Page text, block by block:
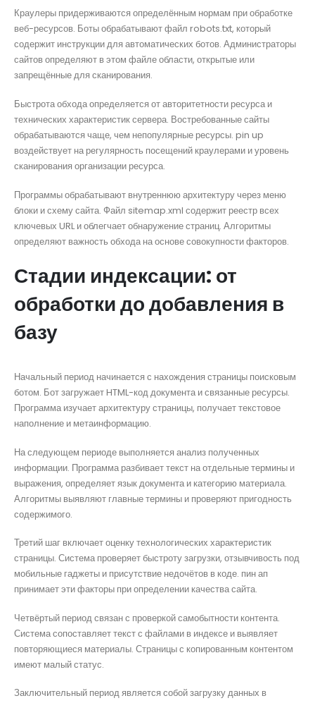
Краулеры придерживаются определённым нормам при обработке
веб-ресурсов. Боты обрабатывают файл robots.txt, который
содержит инструкции для автоматических ботов. Администраторы
сайтов определяют в этом файле области, открытые или
запрещённые для сканирования.
Быстрота обхода определяется от авторитетности ресурса и
технических характеристик сервера. Востребованные сайты
обрабатываются чаще, чем непопулярные ресурсы. pin up
воздействует на регулярность посещений краулерами и уровень
сканирования организации ресурса.
Программы обрабатывают внутреннюю архитектуру через меню
блоки и схему сайта. Файл sitemap.xml содержит реестр всех
ключевых URL и облегчает обнаружение страниц. Алгоритмы
определяют важность обхода на основе совокупности факторов.
Стадии индексации: от
обработки до добавления в
базу
Начальный период начинается с нахождения страницы поисковым
ботом. Бот загружает HTML-код документа и связанные ресурсы.
Программа изучает архитектуру страницы, получает текстовое
наполнение и метаинформацию.
На следующем периоде выполняется анализ полученных
информации. Программа разбивает текст на отдельные термины и
выражения, определяет язык документа и категорию материала.
Алгоритмы выявляют главные термины и проверяют пригодность
содержимого.
Третий шаг включает оценку технологических характеристик
страницы. Система проверяет быстроту загрузки, отзывчивость под
мобильные гаджеты и присутствие недочётов в коде. пин ап
принимает эти факторы при определении качества сайта.
Четвёртый период связан с проверкой самобытности контента.
Система сопоставляет текст с файлами в индексе и выявляет
повторяющиеся материалы. Страницы с копированным контентом
имеют малый статус.
Заключительный период является собой загрузку данных в